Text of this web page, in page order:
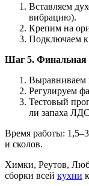
Вставляем
вибрацию).
Крепим на
Подключаем к
Шаг 5. Финальная
Выравниваем
Регулируем
Тестовый
ли запаха
Время работы: 1,5–3
и сколов.
Химки, Реутов,
сборки всей кухни